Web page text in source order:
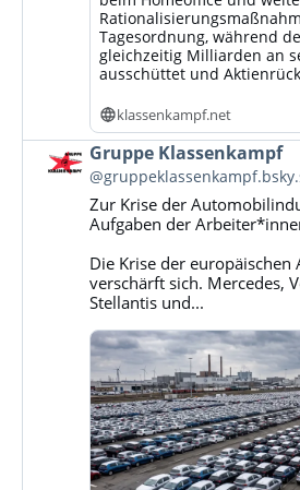
Tagesordnung, während
gleichzeitig Milliarden an
ausschüttet und
klassenkampf.net
Beitrag
von
Gruppe
Klassenkampf
Bluesky
ansehen
Gruppe Klassenkampf
Zur Krise der
Aufgaben der
Die Krise der
verschärft sich. Mercedes,
Stellantis und...